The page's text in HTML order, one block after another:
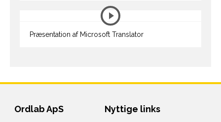
Præsentation af Microsoft Translator
Ordlab ApS Nyttige links